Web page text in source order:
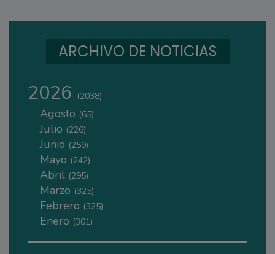
ARCHIVO DE NOTICIAS
2026 (2038)
Agosto (65)
Julio (226)
Junio (259)
Mayo (242)
Abril (295)
Marzo (325)
Febrero (325)
Enero (301)